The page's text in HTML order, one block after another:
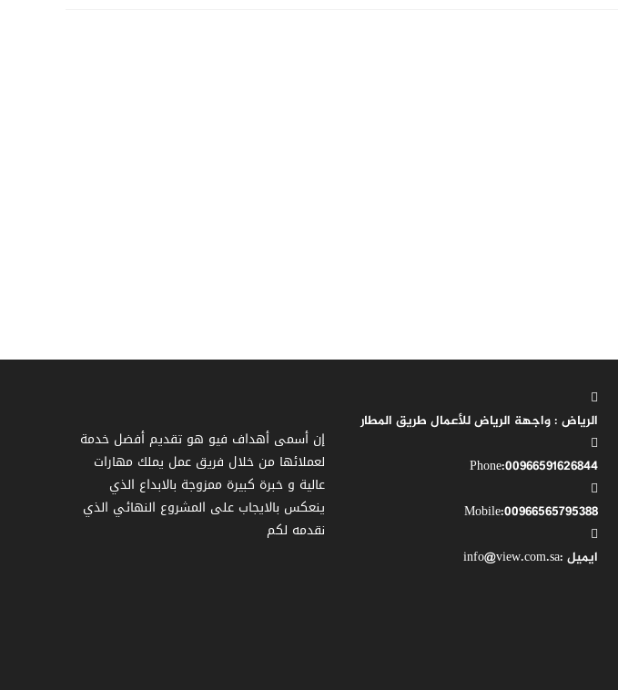
إن أسمى أهداف فيو هو تقديم أفضل خدمة
لعملائها من خلال فريق عمل يملك مهارات
عالية و خبرة كبيرة ممزوجة بالابداع الذي
ينعكس بالايجاب على المشروع النهائي الذي
نقدمه لكم
الرياض : واجهة الرياض للأعمال طريق المطار
Phone:00966591626844
Opens
yourMobile:00966565795388
Opens
your
ايميل :info@view.com.sa
Opens